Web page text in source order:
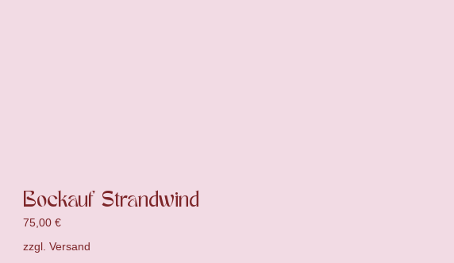
Bockauf Strandwind
75,00€
zzgl.Versand